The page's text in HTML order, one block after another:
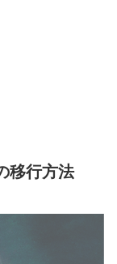
移行方法